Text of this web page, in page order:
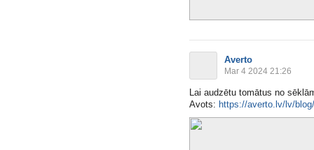
Averto
Mar 4 2024 21:26
Lai audzētu tomātus no
Avots: https://averto.lv/lv/